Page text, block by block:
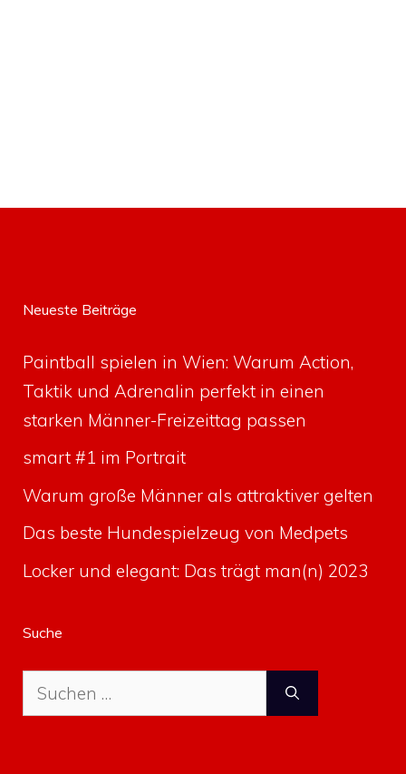
Neueste Beiträge
Paintball spielen in Wien: Warum Action,
Taktik und Adrenalin perfekt in einen
starken Männer-Freizeittag passen
smart #1 im Portrait
Warum große Männer als attraktiver gelten
Das beste Hundespielzeug von Medpets
Locker und elegant: Das trägt man(n) 2023
Suche
Suche
nach: